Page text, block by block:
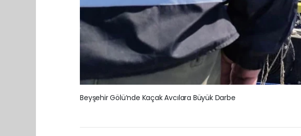
Beyşehir Gölü’nde Kaçak Avcılara Büyük Darbe